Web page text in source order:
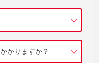
かりますか？